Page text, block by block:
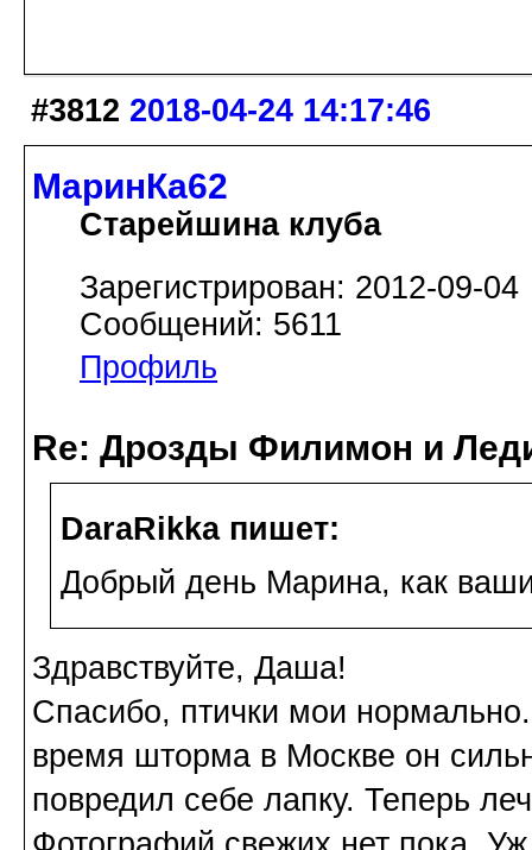
#3812 2018-04-24 14:17:46
МаринКа62
Старейшина клуба
Зарегистрирован: 2012-09-04
Сообщений: 5611
Профиль
Re: Дрозды Филимон и
DaraRikka пишет:
Добрый день Марина, как
Здравствуйте, Даша!
Спасибо, птички мои
время шторма в Москве он
повредил себе лапку. Теперь